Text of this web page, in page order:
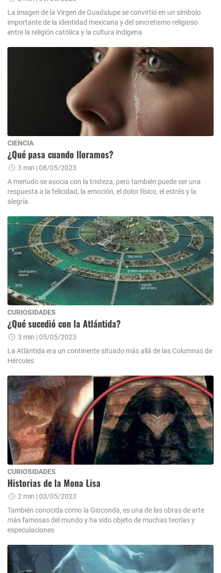
La imagen de la Virgen de Guadalupe se convirtió en un símbolo
importante de la identidad mexicana y del sincretismo religioso
entre la religión católica y la cultura indígena
CIENCIA
¿Qué pasa cuando lloramos?
3 min | 08/05/2023
A menudo se asocia con la tristeza, pero también puede ser una
respuesta a la felicidad, la emoción, el dolor físico, el estrés y la
alegría.
CURIOSIDADES
¿Qué sucedió con la Atlántida?
3 min | 05/05/2023
La Atlántida era un continente situado más allá de las Columnas de
Hércules
CURIOSIDADES
Historias de la Mona Lisa
2 min | 03/05/2023
También conocida como la Gioconda, es una de las obras de arte
más famosas del mundo y ha sido objeto de muchas teorías y
especulaciones